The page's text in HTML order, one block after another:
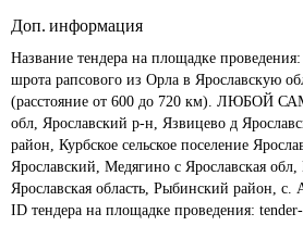
Доп. информация
Название тендера на площадке проведения:
шрота рапсового из Орла в Ярославскую
(расстояние от 600 до 720 км). ЛЮБОЙ
обл, Ярославский р-н, Язвицево д
район, Курбское сельское поселение
Ярославский, Медягино с Ярославская
Ярославская область, Рыбинский район, с.
ID тендера на площадке проведения: